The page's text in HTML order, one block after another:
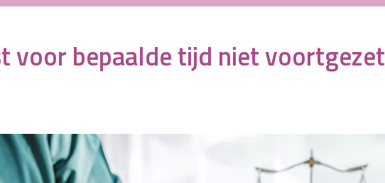
voor bepaalde tijd niet voortgezet